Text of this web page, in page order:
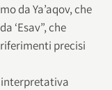
da Ya’aqov, che
‘Esav”, che
precisi
interpretativa